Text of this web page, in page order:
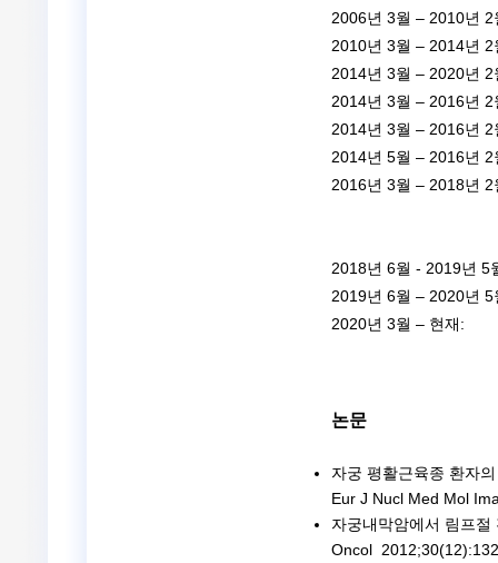
2006년 3월 – 2010년
2010년 3월 – 2014년
2014년 3월 – 2020년
2014년 3월 – 2016년
2014년 3월 – 2016년
2014년 5월 – 2016년
2016년 3월 – 2018년
2018년 6월 - 2019년
2019년 6월 – 2020년
2020년 3월 – 현재:
논문
자궁 평활근육종 환자
Eur J Nucl Med Mol
자궁내막암에서 림프
Oncol